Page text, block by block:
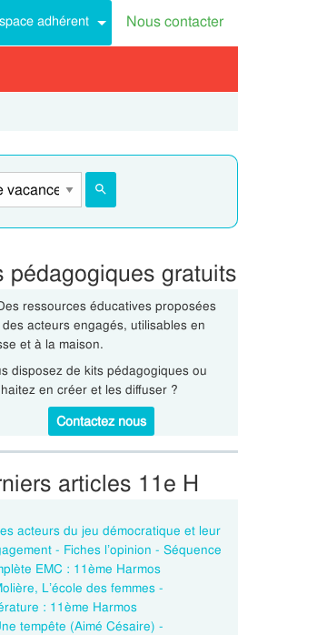
adhérent Nous contacter
pédagogiques gratuits
ressources éducatives proposées
acteurs engagés, utilisables en
et à la maison.
disposez de kits pédagogiques ou
en créer et les diffuser ?
Contactez nous
articles 11e H
acteurs du jeu démocratique et leur
- Fiches l’opinion - Séquence
EMC : 11ème Harmos
L’école des femmes -
: 11ème Harmos
tempête (Aimé Césaire) -